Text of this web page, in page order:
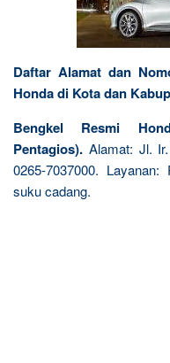
Daftar Alamat dan
Honda di Kota dan
Bengkel Resmi
Pentagios). Alamat: Jl.
0265-7037000.
suku cadang.